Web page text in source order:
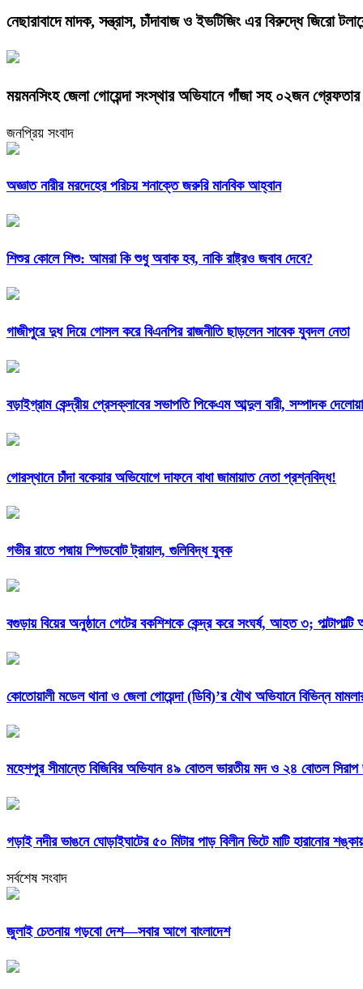
নেছারাবাদে মাদক, সন্ত্রাস, চাঁদাবাজ ও ইভটিজিং এর বিরুদ্ধে জিরো
ময়মনসিংহ জেলা গোয়েন্দা সংস্থার অভিযানে গাঁজা সহ ০২জন
জনপ্রিয় সংবাদ
অজ্ঞাত নারীর মরদেহের পরিচয় শনাক্তে জরুরি মানবিক আহ্বান
শিশুর কোলে শিশু: আমরা কি শুধু অবাক হব, নাকি রাষ্ট্রও জবাব দেবে?
গাজীপুরে দুধ দিয়ে গোসল করে বিএনপির রাজনীতি ছাড়লেন সাবেক যুবদল নেতা
বড়াইগ্রাম কেন্দ্রীয় প্রেসক্লাবের সভাপতি পিকেএম আব্দুল বারী, সম্পাদক
গোরস্থানে চাঁদা বকেয়ার অভিযোগে দাফনে বাধা জামায়াত নেতা প্রশ্নবিদ্ধ!
গভীর রাতে পদ্মায় স্পিডবোট ট্রায়াল, গুলিবিদ্ধ যুবক
বগুড়ায় বিয়ের অনুষ্ঠানে গেটের বকশিশকে কেন্দ্র করে সংঘর্ষ, আহত ৩;
কোতোয়ালী মডেল থানা ও জেলা গোয়েন্দা (ডিবি)’র যৌথ অভিযানে বিভিন্ন
মহেশপুর সীমান্তে বিজিবির অভিযান ৪৯ বোতল ভারতীয় মদ ও ২৪ বোতল সিরাপ
গড়াই নদীর ভাঙনে ঘোড়াইঘাটের ৫০ মিটার পাড় বিলীন ভিটে মাটি হারানোর শঙ্কায়
সর্বশেষ সংবাদ
জুলাই চেতনায় গড়বো দেশ—সবার আগে বাংলাদেশ